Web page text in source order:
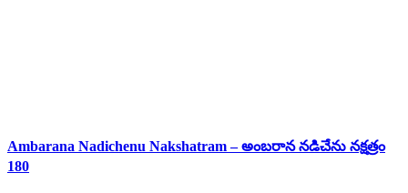
Ambarana Nadichenu Nakshatram – అంబరాన నడిచేను నక్షత్రం
180